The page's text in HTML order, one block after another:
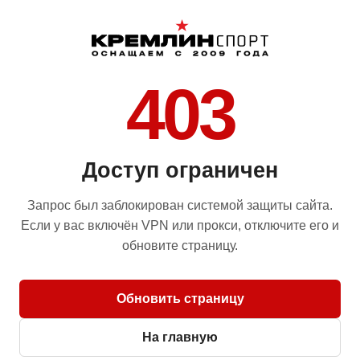
403
Доступ ограничен
Запрос был заблокирован системой защиты сайта.
Если у вас включён VPN или прокси, отключите его и
обновите страницу.
Обновить страницу
На главную